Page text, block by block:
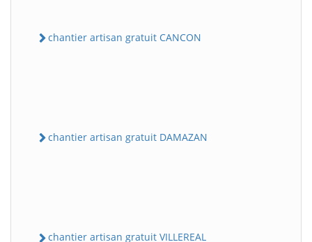
chantier artisan gratuit CANCON
chantier artisan gratuit DAMAZAN
chantier artisan gratuit VILLEREAL